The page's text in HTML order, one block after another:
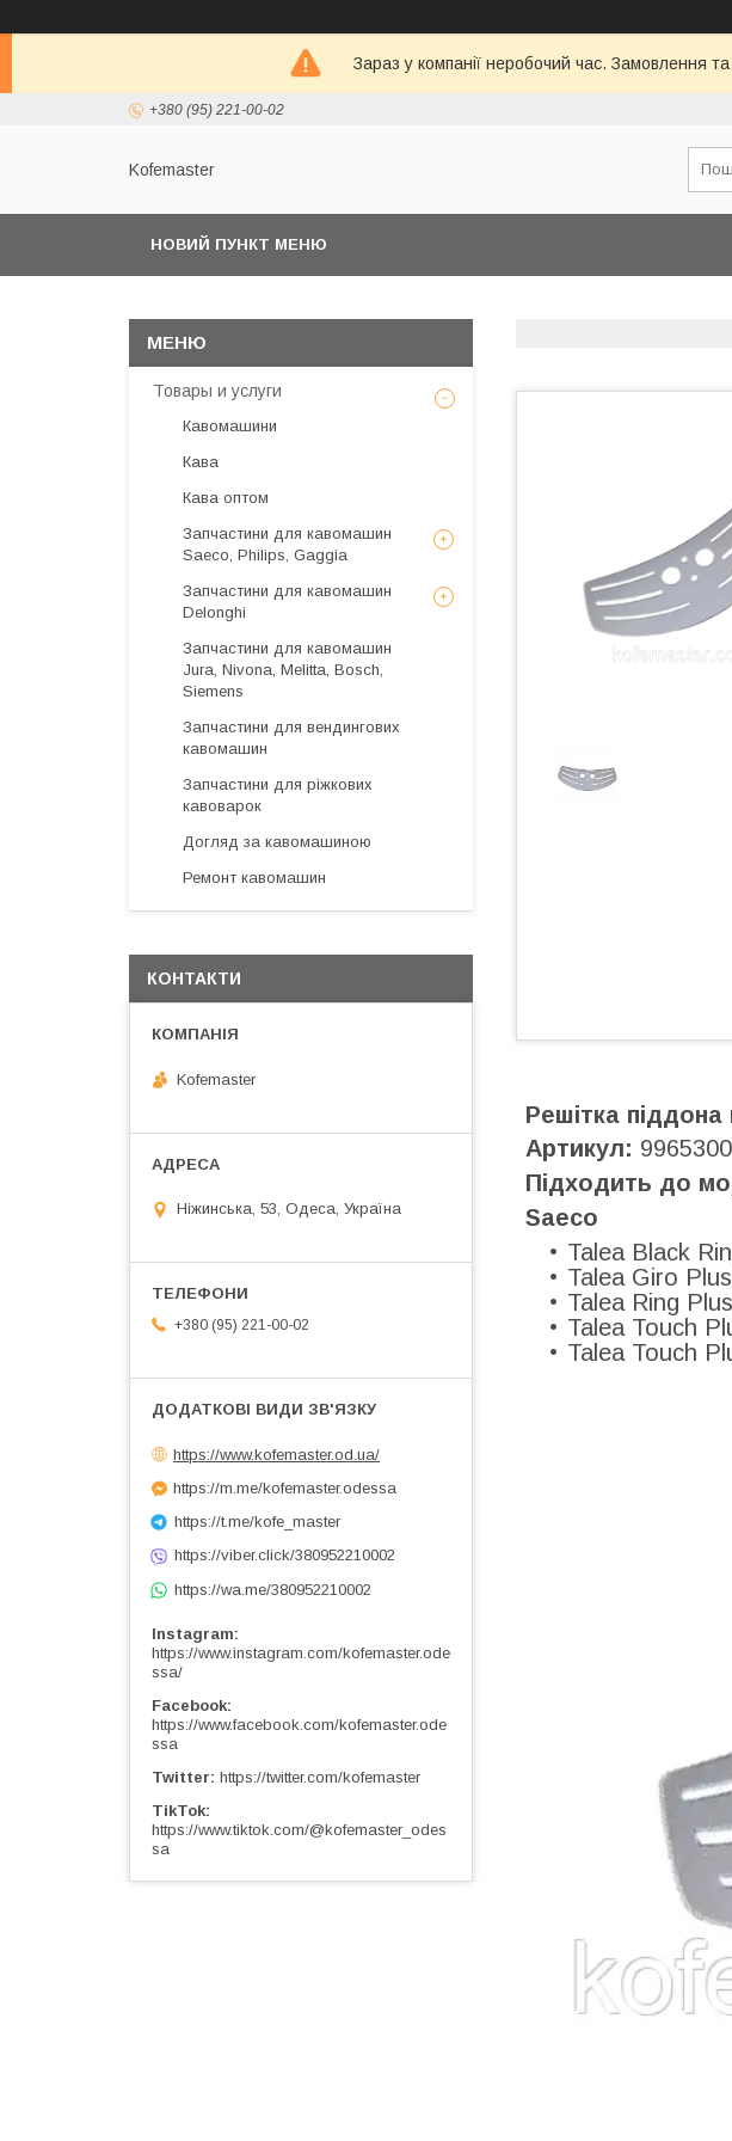
Зараз у компанії неробочий час. Замовлення
+380 (95) 221-00-02
Kofemaster
НОВИЙ ПУНКТ МЕНЮ
Решітка
Артикул:
Підходить до
Saeco
Talea Black
Talea Giro
Talea Ring
Talea Touch
Talea Touch
Товары и услуги
Кавомашини
Кава
Кава оптом
Запчастини для кавомашин
Saeco, Philips, Gaggia
Запчастини для кавомашин
Delonghi
Запчастини для кавомашин
Jura, Nivona, Melitta, Bosch,
Siemens
Запчастини для вендингових
кавомашин
Запчастини для ріжкових
кавоварок
Догляд за кавомашиною
Ремонт кавомашин
КОНТАКТИ
Kofemaster
Ніжинська, 53, Одеса, Україна
+380 (95) 221-00-02
https://www.kofemaster.od.ua/
https://m.me/kofemaster.odessa
https://t.me/kofe_master
https://viber.click/380952210002
https://wa.me/380952210002
Instagram
https://www.instagram.com/kofemaster.ode
ssa/
Facebook
https://www.facebook.com/kofemaster.ode
ssa
Twitter https://twitter.com/kofemaster
TikTok
https://www.tiktok.com/@kofemaster_odes
sa